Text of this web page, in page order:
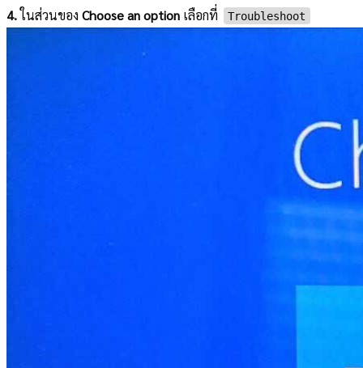
4.ในส่วนของ Choose an option เลือกที่ Troubleshoot